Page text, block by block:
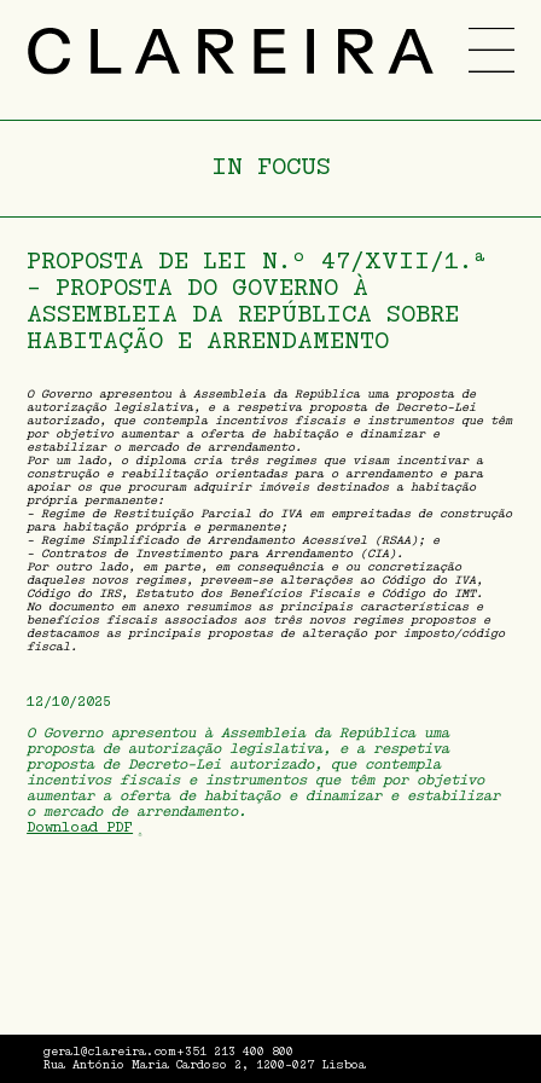
TEAM
CAREER
NEWS
PT
ENG
IN FOCUS
PROPOSTA DE LEI N.º 47/XVII/1.ª
- PROPOSTA DO GOVERNO À
ASSEMBLEIA DA REPÚBLICA SOBRE
HABITAÇÃO E ARRENDAMENTO
12/10/2025
O Governo apresentou à Assembleia da República uma
proposta de autorização legislativa, e a respetiva
proposta de Decreto-Lei autorizado, que contempla
incentivos fiscais e instrumentos que têm por objetivo
aumentar a oferta de habitação e dinamizar e estabilizar
o mercado de arrendamento.
Download PDF
O Governo apresentou à Assembleia da República uma proposta de
autorização legislativa, e a respetiva proposta de Decreto-Lei
autorizado, que contempla incentivos fiscais e instrumentos que têm
por objetivo aumentar a oferta de habitação e dinamizar e
estabilizar o mercado de arrendamento.
Por um lado, o diploma cria três regimes que visam incentivar a
construção e reabilitação orientadas para o arrendamento e para
apoiar os que procuram adquirir imóveis destinados a habitação
própria permanente:
- Regime de Restituição Parcial do IVA em empreitadas de construção
para habitação própria e permanente;
- Regime Simplificado de Arrendamento Acessível (RSAA); e
- Contratos de Investimento para Arrendamento (CIA).
Por outro lado, em parte, em consequência e ou concretização
daqueles novos regimes, preveem-se alterações ao Código do IVA,
Código do IRS, Estatuto dos Benefícios Fiscais e Código do IMT.
No documento em anexo resumimos as principais características e
benefícios fiscais associados aos três novos regimes propostos e
destacamos as principais propostas de alteração por imposto/código
fiscal.
geral@clareira.com+351 213 400 800
Rua António Maria Cardoso 2, 1200-027 Lisboa